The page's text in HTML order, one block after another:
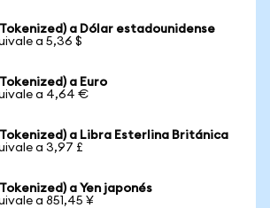
a Dólar estadounidense
a 5,36 $
a Euro
a 4,64 €
a Libra Esterlina Británica
a 3,97 £
a Yen japonés
a 851,45 ¥